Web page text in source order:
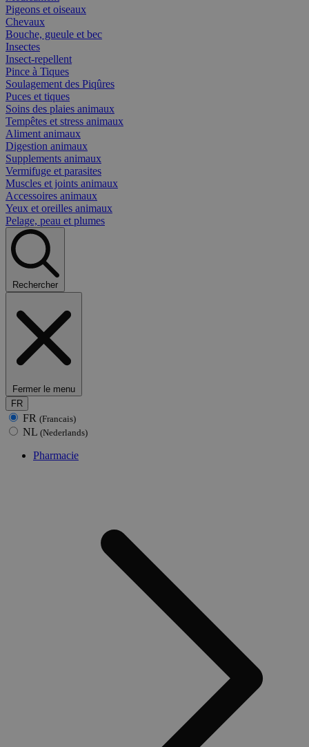
Pigeons et oiseaux
Chevaux
Bouche, gueule et bec
Insectes
Insect-repellent
Pince à Tiques
Soulagement des Piqûres
Puces et tiques
Soins des plaies animaux
Tempêtes et stress animaux
Aliment animaux
Digestion animaux
Supplements animaux
Vermifuge et parasites
Muscles et joints animaux
Accessoires animaux
Yeux et oreilles animaux
Pelage, peau et plumes
Rechercher
Fermer le menu
FR
FR (Francais)
NL (Nederlands)
Pharmacie